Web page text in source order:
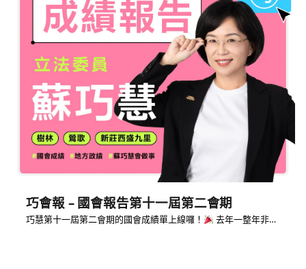
巧會報 – 國會報告第十一屆第二會期
巧慧第十一屆第二會期的國會成績單上線囉！ 去年一整年非…